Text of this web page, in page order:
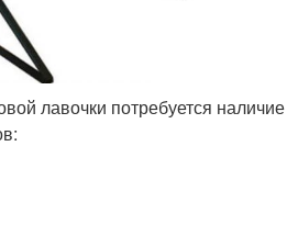
лавочки потребуется наличие